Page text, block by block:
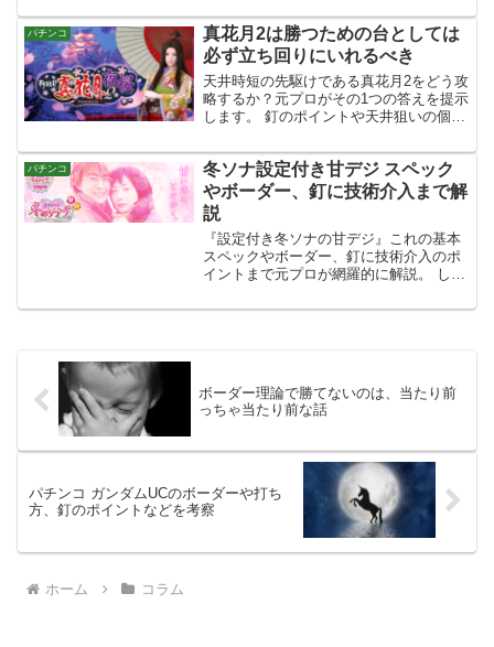
パチンコ
真花月2は勝つための台としては
必ず立ち回りにいれるべき
天井時短の先駆けである真花月2をどう攻
略するか？元プロがその1つの答えを提示
します。 釘のポイントや天井狙いの個人
に活かすかなど。 真花月2で勝つための
ポイントをしっかりと押さえました。
パチンコ
冬ソナ設定付き甘デジ スペック
やボーダー、釘に技術介入まで解
説
『設定付き冬ソナの甘デジ』これの基本
スペックやボーダー、釘に技術介入のポ
イントまで元プロが網羅的に解説。 しれ
り、シニア層がメインのため案外甘く使
ボーダー理論で勝てないのは、当たり前
っちゃ当たり前な話
パチンコ ガンダムUCのボーダーや打ち
方、釘のポイントなどを考察
ホーム コラム